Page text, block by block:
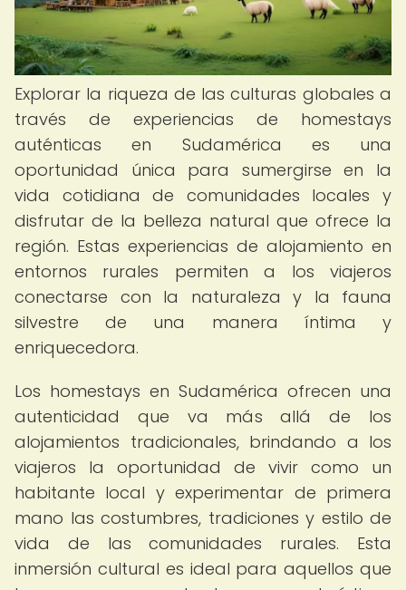
Explorar la riqueza de las culturas globales a
través de experiencias de homestays
auténticas en Sudamérica es una
oportunidad única para sumergirse en la
vida cotidiana de comunidades locales y
disfrutar de la belleza natural que ofrece la
región. Estas experiencias de alojamiento en
entornos rurales permiten a los viajeros
conectarse con la naturaleza y la fauna
silvestre de una manera íntima y
enriquecedora.
Los homestays en Sudamérica ofrecen una
autenticidad que va más allá de los
alojamientos tradicionales, brindando a los
viajeros la oportunidad de vivir como un
habitante local y experimentar de primera
mano las costumbres, tradiciones y estilo de
vida de las comunidades rurales. Esta
inmersión cultural es ideal para aquellos que